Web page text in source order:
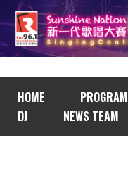
HOME PROGRAM
DJ
NEWS TEAM